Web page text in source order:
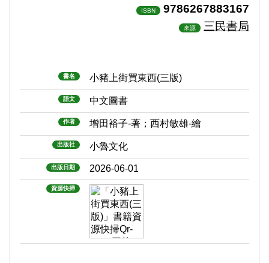
ISBN 9786267883167
來源 三民書局
書名 小豬上街買東西(三版)
語文 中文圖書
作者 增田裕子-著；西村敏雄-繪
出版社 小魯文化
出版日期 2026-06-01
資源快掃